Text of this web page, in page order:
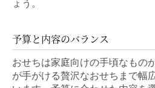
ょう。
予算と内容のバランス
おせちは家庭向けの手頃なもの
が手がける贅沢なおせちまで幅